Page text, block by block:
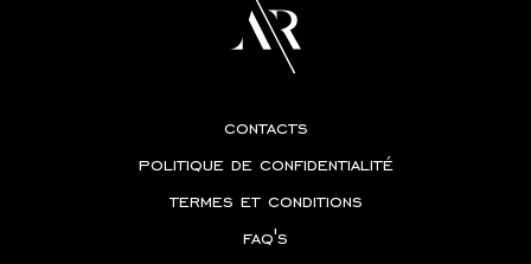
contacts
politique de confidentialité
termes et conditions
faq's